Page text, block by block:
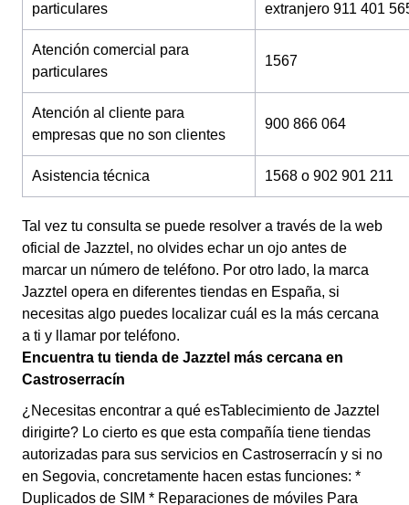
particulares
extranjero 911 401
Atención comercial para
particulares
1567
Atención al cliente para
empresas que no son clientes
900 866 064
Asistencia técnica 1568 o 902 901 211
Tal vez tu consulta se puede resolver a través de la web
oficial de Jazztel, no olvides echar un ojo antes de
marcar un número de teléfono. Por otro lado, la marca
Jazztel opera en diferentes tiendas en España, si
necesitas algo puedes localizar cuál es la más cercana
a ti y llamar por teléfono.
Encuentra tu tienda de Jazztel más cercana en
Castroserracín
¿Necesitas encontrar a qué esTablecimiento de Jazztel
dirigirte? Lo cierto es que esta compañía tiene tiendas
autorizadas para sus servicios en Castroserracín y si no
en Segovia, concretamente hacen estas funciones: *
Duplicados de SIM * Reparaciones de móviles Para